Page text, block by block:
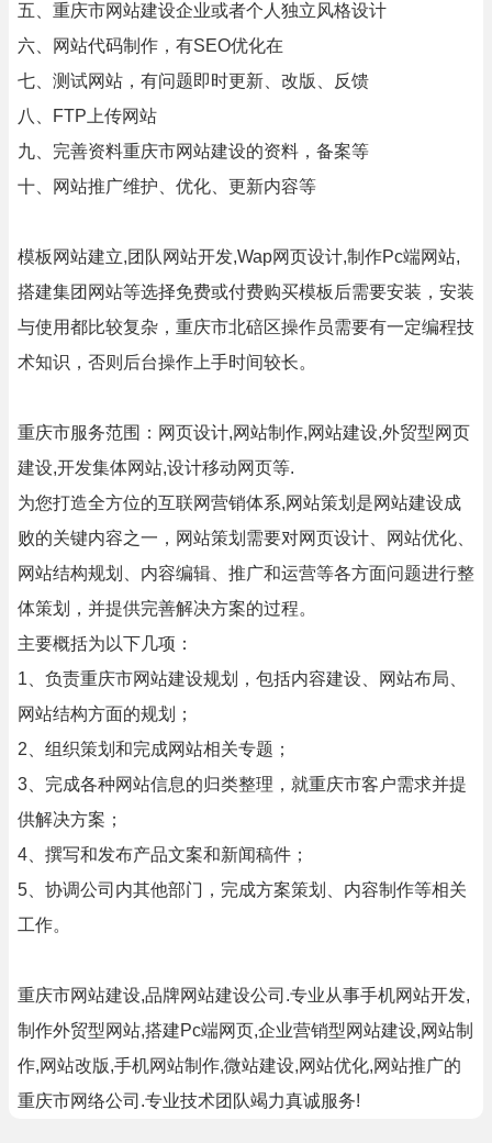
五、重庆市网站建设企业或者个人独立风格设计
六、网站代码制作，有SEO优化在
七、测试网站，有问题即时更新、改版、反馈
八、FTP上传网站
九、完善资料重庆市网站建设的资料，备案等
十、网站推广维护、优化、更新内容等
模板网站建立,团队网站开发,Wap网页设计,制作Pc端网站,
搭建集团网站等选择免费或付费购买模板后需要安装，安装
与使用都比较复杂，重庆市北碚区操作员需要有一定编程技
术知识，否则后台操作上手时间较长。
重庆市服务范围：网页设计,网站制作,网站建设,外贸型网页
建设,开发集体网站,设计移动网页等.
为您打造全方位的互联网营销体系,网站策划是网站建设成
败的关键内容之一，网站策划需要对网页设计、网站优化、
网站结构规划、内容编辑、推广和运营等各方面问题进行整
体策划，并提供完善解决方案的过程。
主要概括为以下几项：
1、负责重庆市网站建设规划，包括内容建设、网站布局、
网站结构方面的规划；
2、组织策划和完成网站相关专题；
3、完成各种网站信息的归类整理，就重庆市客户需求并提
供解决方案；
4、撰写和发布产品文案和新闻稿件；
5、协调公司内其他部门，完成方案策划、内容制作等相关
工作。
重庆市网站建设,品牌网站建设公司.专业从事手机网站开发,
制作外贸型网站,搭建Pc端网页,企业营销型网站建设,网站制
作,网站改版,手机网站制作,微站建设,网站优化,网站推广的
重庆市网络公司.专业技术团队竭力真诚服务!